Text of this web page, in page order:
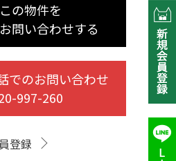
この物件を
お問い合わせする
でのお問い合わせ
997-260
登録